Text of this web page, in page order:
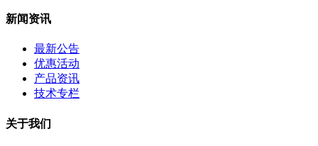
新闻资讯
最新公告
优惠活动
产品资讯
技术专栏
关于我们